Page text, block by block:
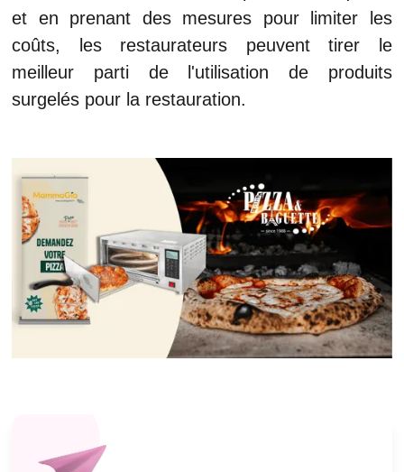
et en prenant des mesures pour limiter les
coûts, les restaurateurs peuvent tirer le
meilleur parti de l'utilisation de produits
surgelés pour la restauration.